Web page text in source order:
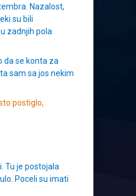
Nazalost,
su bili
zadnjih pola
da se konta za
sam sa jos nekim
postiglo,
Tu je postojala
Poceli su imati